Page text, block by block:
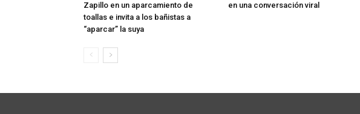
Zapillo en un aparcamiento de
toallas e invita a los bañistas a
“aparcar” la suya
en una conversación viral